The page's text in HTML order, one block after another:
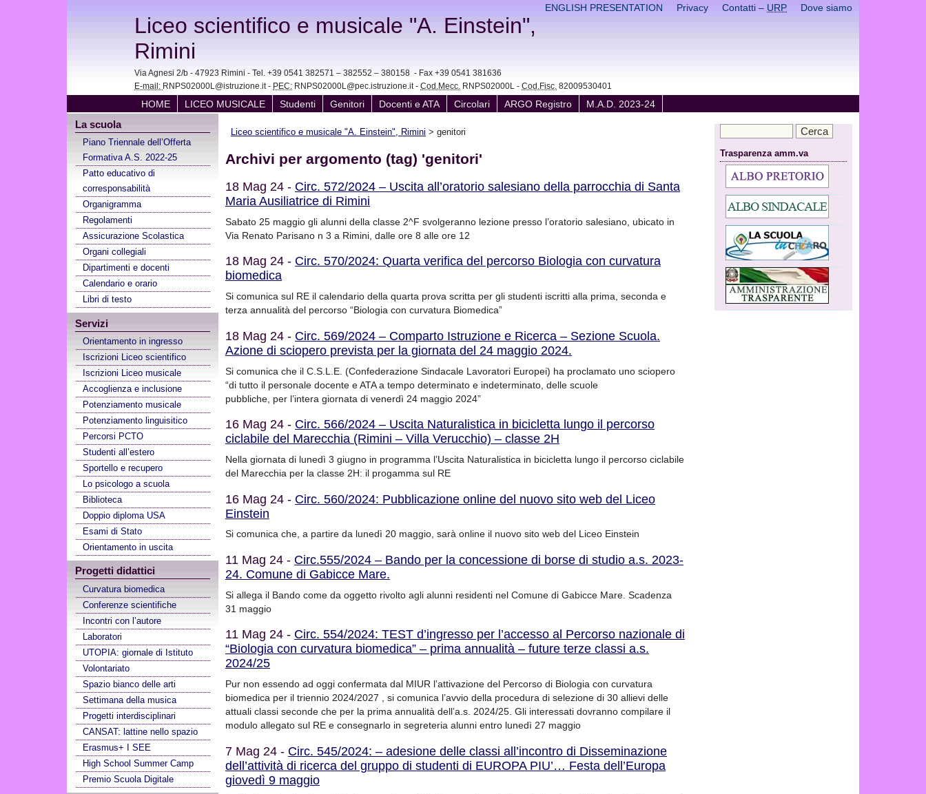
Dove siamo
Contatti – URP
Privacy
ENGLISH PRESENTATION
Liceo scientifico e musicale "A. Einstein",
Rimini
Via Agnesi 2/b - 47923 Rimini - Tel. +39 0541 382571 – 382552 – 380158 - Fax +39 0541 381636
E-mail: RNPS02000L@istruzione.it - PEC: RNPS02000L@pec.istruzione.it - Cod.Mecc. RNPS02000L - Cod.Fisc. 82009530401
HOME LICEO MUSICALE Studenti Genitori Docenti e ATA Circolari ARGO Registro M.A.D. 2023-24
La scuola
Piano Triennale dell’Offerta
Formativa A.S. 2022-25
Patto educativo di
corresponsabilità
Organigramma
Regolamenti
Assicurazione Scolastica
Organi collegiali
Dipartimenti e docenti
Calendario e orario
Libri di testo
Servizi
Orientamento in ingresso
Iscrizioni Liceo scientifico
Iscrizioni Liceo musicale
Accoglienza e inclusione
Potenziamento musicale
Potenziamento linguisitico
Percorsi PCTO
Studenti all’estero
Sportello e recupero
Lo psicologo a scuola
Biblioteca
Doppio diploma USA
Esami di Stato
Orientamento in uscita
Progetti didattici
Curvatura biomedica
Conferenze scientifiche
Incontri con l’autore
Laboratori
UTOPIA: giornale di Istituto
Volontariato
Spazio bianco delle arti
Settimana della musica
Progetti interdisciplinari
CANSAT: lattine nello spazio
Erasmus+ I SEE
High School Summer Camp
Premio Scuola Digitale
Liceo scientifico e musicale "A. Einstein", Rimini > genitori
Archivi per argomento (tag) 'genitori'
18 Mag 24 - Circ. 572/2024 – Uscita all’oratorio salesiano della parrocchia di Santa
Maria Ausiliatrice di Rimini
Sabato 25 maggio gli alunni della classe 2^F svolgeranno lezione presso l’oratorio salesiano, ubicato in
Via Renato Parisano n 3 a Rimini, dalle ore 8 alle ore 12
18 Mag 24 - Circ. 570/2024: Quarta verifica del percorso Biologia con curvatura
biomedica
Si comunica sul RE il calendario della quarta prova scritta per gli studenti iscritti alla prima, seconda e
terza annualità del percorso “Biologia con curvatura Biomedica”
18 Mag 24 - Circ. 569/2024 – Comparto Istruzione e Ricerca – Sezione Scuola.
Azione di sciopero prevista per la giornata del 24 maggio 2024.
Si comunica che il C.S.L.E. (Confederazione Sindacale Lavoratori Europei) ha proclamato uno sciopero
“di tutto il personale docente e ATA a tempo determinato e indeterminato, delle scuole
pubbliche, per l’intera giornata di venerdì 24 maggio 2024”
16 Mag 24 - Circ. 566/2024 – Uscita Naturalistica in bicicletta lungo il percorso
ciclabile del Marecchia (Rimini – Villa Verucchio) – classe 2H
Nella giornata di lunedì 3 giugno in programma l’Uscita Naturalistica in bicicletta lungo il percorso ciclabile
del Marecchia per la classe 2H: il progamma sul RE
16 Mag 24 - Circ. 560/2024: Pubblicazione online del nuovo sito web del Liceo
Einstein
Si comunica che, a partire da lunedì 20 maggio, sarà online il nuovo sito web del Liceo Einstein
11 Mag 24 - Circ.555/2024 – Bando per la concessione di borse di studio a.s. 2023-
24. Comune di Gabicce Mare.
Si allega il Bando come da oggetto rivolto agli alunni residenti nel Comune di Gabicce Mare. Scadenza
31 maggio
11 Mag 24 - Circ. 554/2024: TEST d’ingresso per l’accesso al Percorso nazionale di
“Biologia con curvatura biomedica” – prima annualità – future terze classi a.s.
2024/25
Pur non essendo ad oggi confermata dal MIUR l’attivazione del Percorso di Biologia con curvatura
biomedica per il triennio 2024/2027 , si comunica l’avvio della procedura di selezione di 30 allievi delle
attuali classi seconde che per la prima annualità dell’a.s. 2024/25. Gli interessati dovranno compilare il
modulo allegato sul RE e consegnarlo in segreteria alunni entro lunedì 27 maggio
7 Mag 24 - Circ. 545/2024: – adesione delle classi all’incontro di Disseminazione
dell’attività di ricerca del gruppo di studenti di EUROPA PIU’… Festa dell’Europa
giovedì 9 maggio
Trasparenza amm.va